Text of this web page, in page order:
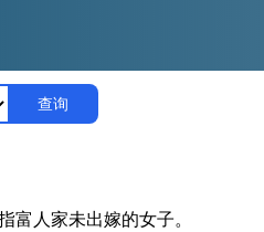
查询
人家未出嫁的女子。